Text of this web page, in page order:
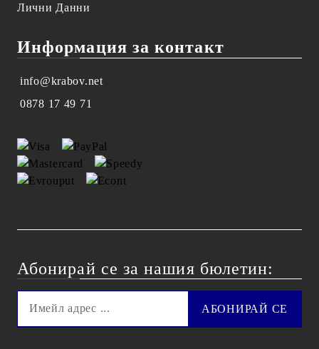
Лични Данни
Информация за контакт
info@krabov.net
0878 17 49 71
Абонирай се за нашия бюлетин: